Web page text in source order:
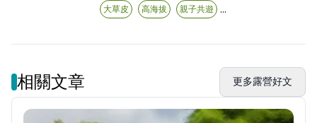
大草皮 高海拔 親子共遊 ...
相關文章 更多露營好文